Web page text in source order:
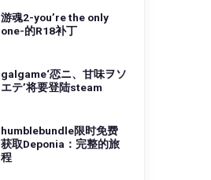
游魂2-you’re the only
one-的R18补丁
galgame‘恋ニ、甘味ヲソ
エテ’将要登陆steam
humblebundle限时免费
获取Deponia：完整的旅
程